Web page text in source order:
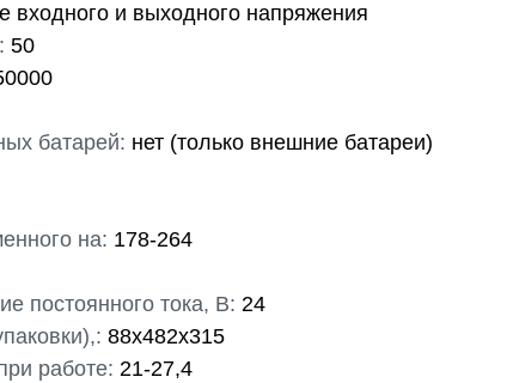
входного и выходного напряжения
50
батарей: нет (только внешние батареи)
на: 178-264
постоянного тока, В: 24
88х482х315
работе: 21-27,4